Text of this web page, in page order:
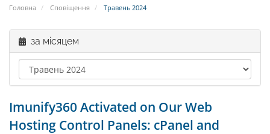
Головна Сповіщення Травень 2024
за місяцем
Imunify360 Activated on Our Web
Hosting Control Panels: cPanel and